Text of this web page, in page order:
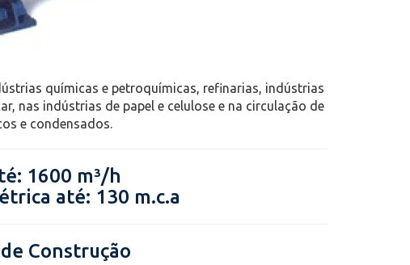
químicas e petroquímicas, refinarias, indústrias
nas indústrias de papel e celulose e na circulação de
e condensados.
1600 m³/h
até: 130 m.c.a
Construção